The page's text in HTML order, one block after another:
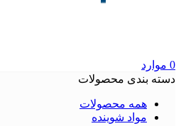
0 موارد
دسته بندی محصولات
همه محصولات
مواد شوینده